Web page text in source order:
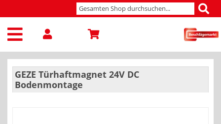
GEZE Türhaftmagnet 24V DC
Bodenmontage